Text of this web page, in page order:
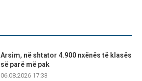
Arsim, në shtator 4.900 nxënës të klasës
së parë më pak
06.08.2026 17:33